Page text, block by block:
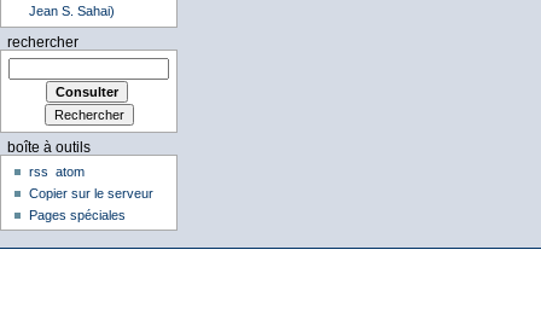
Jean S. Sahai)
rechercher
boîte à outils
rss
atom
Copier sur le serveur
Pages spéciales